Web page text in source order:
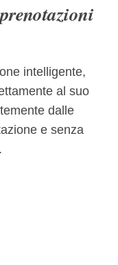
intelligente,
al suo
dalle
e senza